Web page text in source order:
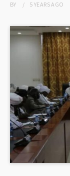
BY 5 YEARSAGO